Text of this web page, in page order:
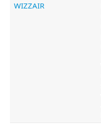
WIZZAIR